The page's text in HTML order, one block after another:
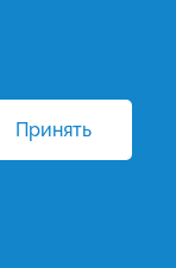
центр
медицинский
и обработки
Принять